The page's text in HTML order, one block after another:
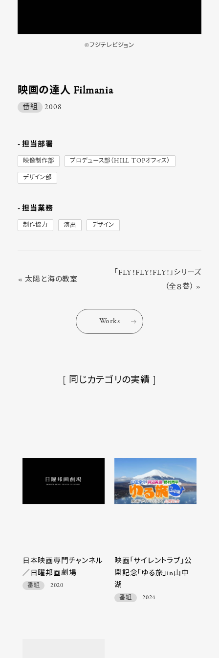
©フジテレビジョン
映画の達人 Filmania
番組 2008
- 担当部署
映像制作部
プロデュース部（HILL TOPオフィス）
デザイン部
- 担当業務
制作協力 演出 デザイン
« 太陽と海の教室
「FLY!FLY!FLY!」シリーズ
（全８巻） »
Works
[ 同じカテゴリの実績 ]
日本映画専門チャンネル
／日曜邦画劇場
番組 2020
映画「サイレントラブ」公
開記念「ゆる旅」in山中
湖
番組 2024